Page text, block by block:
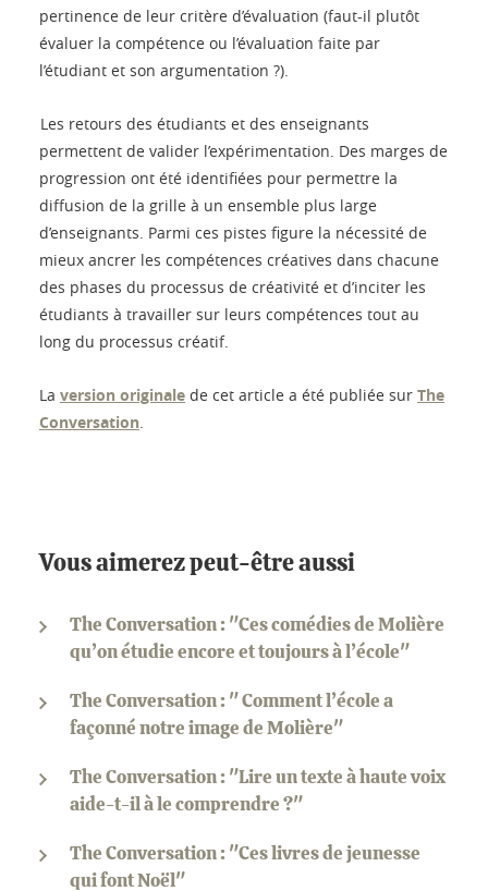
pertinence de leur critère d’évaluation (faut-il plutôt
évaluer la compétence ou l’évaluation faite par
l’étudiant et son argumentation ?).
Les retours des étudiants et des enseignants
permettent de valider l’expérimentation. Des marges de
progression ont été identifiées pour permettre la
diffusion de la grille à un ensemble plus large
d’enseignants. Parmi ces pistes figure la nécessité de
mieux ancrer les compétences créatives dans chacune
des phases du processus de créativité et d’inciter les
étudiants à travailler sur leurs compétences tout au
long du processus créatif.
La version originale de cet article a été publiée sur The
Conversation
Vous aimerez peut-être aussi
The Conversation : "Ces comédies de Molière
qu’on étudie encore et toujours à l’école"
The Conversation : " Comment l’école a
façonné notre image de Molière"
The Conversation : "Lire un texte à haute voix
aide-t-il à le comprendre ?"
The Conversation : "Ces livres de jeunesse
qui font Noël"